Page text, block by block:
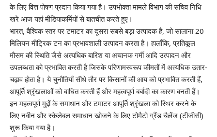
के लिए वित्त पोषण प्रदान किया गया है। उपभोक्ता मामले विभाग की सचिव निधि
खरे आज यहां मीडियाकर्मियों से बातचीत करते हुए।
भारत, वैश्विक स्तर पर टमाटर का दूसरा सबसे बड़ा उत्पादक है, जो सालाना 20
मिलियन मीट्रिक टन का प्रभावशाली उत्पादन करता है। हालाँकि, प्रतिकूल
मौसम की स्थिति जैसे अत्यधिक बारिश या अचानक गर्मी आदि उत्पादन और
उपलब्धता को प्रभावित करती है जिसके परिणामस्वरूप कीमतों में अत्यधिक उतार-
चढ़ाव होता है। ये चुनौतियाँ सीधे तौर पर किसानों की आय को प्रभावित करती हैं,
आपूर्ति श्रृंखलाओं को बाधित करती हैं और महत्वपूर्ण बर्बादी का कारण बनती हैं।
इन महत्वपूर्ण मुद्दों के समाधान और टमाटर आपूर्ति श्रृंखला को स्थिर करने के
लिए नवीन और स्केलेबल समाधान खोजने के लिए टोमैटो ग्रैंड चैलेंज (टीजीसी)
शुरू किया गया है।